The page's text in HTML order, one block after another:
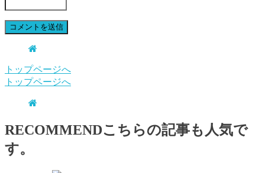
トップページへ
トップページへ
RECOMMENDこちらの記事も人気で
す。